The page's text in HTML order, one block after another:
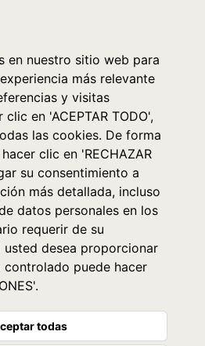
en nuestro sitio web para
más relevante
y visitas
en 'ACEPTAR TODO',
las cookies. De forma
clic en 'RECHAZAR
su consentimiento a
más detallada, incluso
datos personales en los
requerir de su
usted desea proporcionar
controlado puede hacer
todas